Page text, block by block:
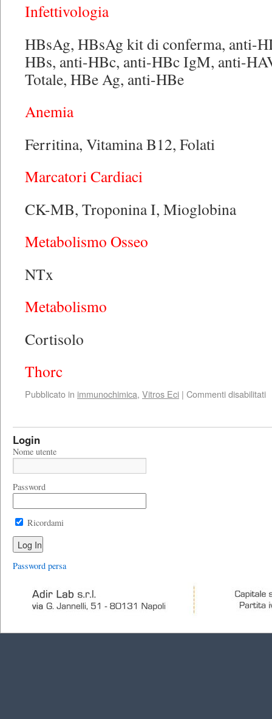
Infettivologia
HBsAg, HBsAg kit di conferma, anti-
HBs, anti-HBc, anti-HBc IgM, anti-
Totale, HBe Ag, anti-HBe
Anemia
Ferritina, Vitamina B12, Folati
Marcatori Cardiaci
CK-MB, Troponina I, Mioglobina
Metabolismo Osseo
NTx
Metabolismo
Cortisolo
Thorc
Pubblicato in immunochimica, Vitros Eci | Commenti disabilitati
Login
Nome utente
Password
Ricordami
Password persa